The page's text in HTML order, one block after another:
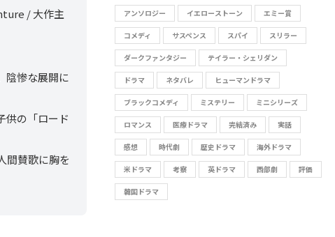
/ 大作主
陰惨な展開に
供の「ロード
間賛歌に胸を
アンソロジー イエローストーン エミー賞
コメディ サスペンス スパイ スリラー
ダークファンタジー テイラー・シェリダン
ドラマ ネタバレ ヒューマンドラマ
ブラックコメディ ミステリー ミニシリーズ
ロマンス 医療ドラマ 完結済み 実話
感想 時代劇 歴史ドラマ 海外ドラマ
米ドラマ 考察 英ドラマ 西部劇 評価
韓国ドラマ